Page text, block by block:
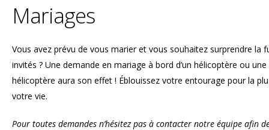
Mariages
Vous avez prévu de vous marier et vous souhaitez surprendre la
invités ? Une demande en mariage à bord d’un hélicoptère ou
hélicoptère aura son effet ! Éblouissez votre entourage pour la
votre vie.
Pour toutes demandes n’hésitez pas à contacter notre équipe afin